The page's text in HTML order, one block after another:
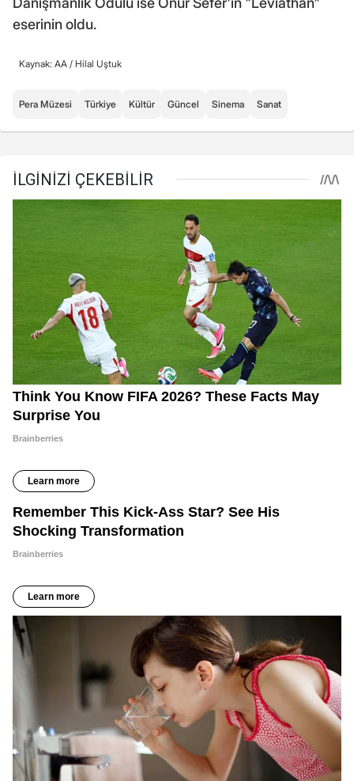
eserinin oldu.
Kaynak: AA / Hilal Uştuk
Pera Müzesi Türkiye Kültür Güncel Sinema Sanat